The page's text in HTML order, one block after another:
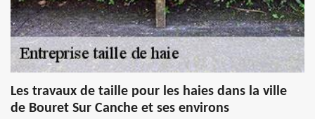
Les travaux de taille pour les haies dans la ville
de Bouret Sur Canche et ses environs